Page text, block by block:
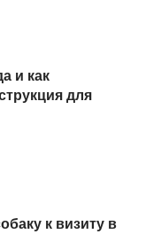
и как
для
к визиту в